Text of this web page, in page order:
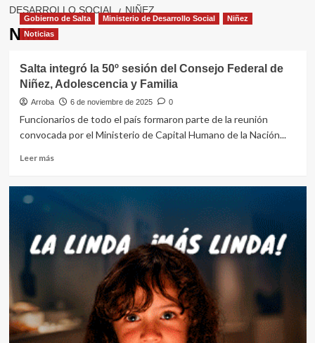
DESARROLLO SOCIAL
NIÑEZ
Niñez
Gobierno de Salta Ministerio de Desarrollo Social
Niñez
Noticias
Salta integró la 50º sesión del Consejo Federal de
Niñez, Adolescencia y Familia
Arroba 6 de noviembre de 2025 0
Funcionarios de todo el país formaron parte de la reunión
convocada por el Ministerio de Capital Humano de la Nación...
Leer másLeer
50º
sesión
del
Consejo
Federal
de
Niñez,
Adolescencia